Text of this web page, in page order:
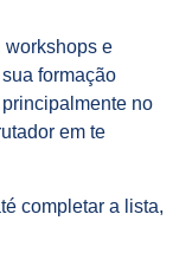
workshops e
formação
no
em te
completar a lista,